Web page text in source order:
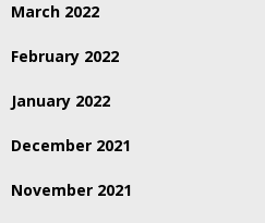
March 2022
February 2022
January 2022
December 2021
November 2021